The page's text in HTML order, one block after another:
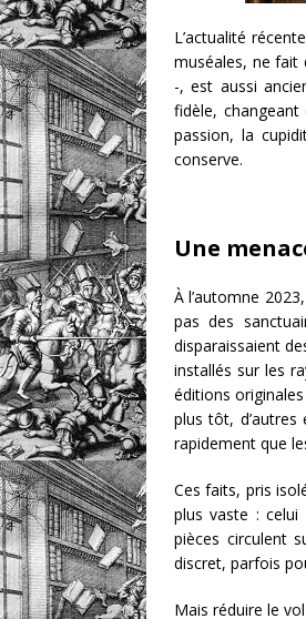
L’actualité
muséales, ne fait
-, est aussi
fidèle,
passion, la
conserve.
Une
À l’automne
pas des
disparaissaient
installés sur les
éditions
plus tôt,
rapidement que
Ces faits, pris
plus vaste : celui
pièces circulent
discret, parfois
Mais réduire le